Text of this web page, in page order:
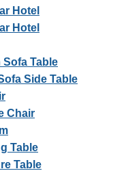
Hotel
Hotel
Table
Side Table
Chair
Table
Table